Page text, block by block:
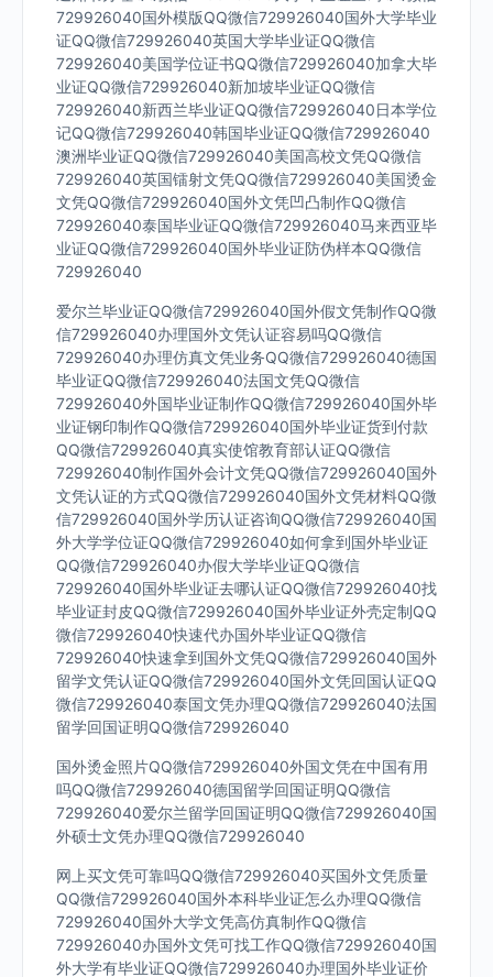
729926040国外模版QQ微信729926040国外大学毕业
证QQ微信729926040英国大学毕业证QQ微信
729926040美国学位证书QQ微信729926040加拿大毕
业证QQ微信729926040新加坡毕业证QQ微信
729926040新西兰毕业证QQ微信729926040日本学位
记QQ微信729926040韩国毕业证QQ微信729926040
澳洲毕业证QQ微信729926040美国高校文凭QQ微信
729926040英国镭射文凭QQ微信729926040美国烫金
文凭QQ微信729926040国外文凭凹凸制作QQ微信
729926040泰国毕业证QQ微信729926040马来西亚毕
业证QQ微信729926040国外毕业证防伪样本QQ微信
729926040
爱尔兰毕业证QQ微信729926040国外假文凭制作QQ微
信729926040办理国外文凭认证容易吗QQ微信
729926040办理仿真文凭业务QQ微信729926040德国
毕业证QQ微信729926040法国文凭QQ微信
729926040外国毕业证制作QQ微信729926040国外毕
业证钢印制作QQ微信729926040国外毕业证货到付款
QQ微信729926040真实使馆教育部认证QQ微信
729926040制作国外会计文凭QQ微信729926040国外
文凭认证的方式QQ微信729926040国外文凭材料QQ微
信729926040国外学历认证咨询QQ微信729926040国
外大学学位证QQ微信729926040如何拿到国外毕业证
QQ微信729926040办假大学毕业证QQ微信
729926040国外毕业证去哪认证QQ微信729926040找
毕业证封皮QQ微信729926040国外毕业证外壳定制QQ
微信729926040快速代办国外毕业证QQ微信
729926040快速拿到国外文凭QQ微信729926040国外
留学文凭认证QQ微信729926040国外文凭回国认证QQ
微信729926040泰国文凭办理QQ微信729926040法国
留学回国证明QQ微信729926040
国外烫金照片QQ微信729926040外国文凭在中国有用
吗QQ微信729926040德国留学回国证明QQ微信
729926040爱尔兰留学回国证明QQ微信729926040国
外硕士文凭办理QQ微信729926040
网上买文凭可靠吗QQ微信729926040买国外文凭质量
QQ微信729926040国外本科毕业证怎么办理QQ微信
729926040国外大学文凭高仿真制作QQ微信
729926040办国外文凭可找工作QQ微信729926040国
外大学有毕业证QQ微信729926040办理国外毕业证价